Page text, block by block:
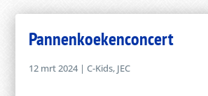
Pannenkoekenconcert
12 mrt 2024|C-Kids, JEC